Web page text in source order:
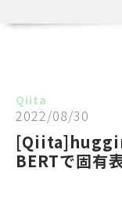
Qiita
2022/08/30
BERTで固有